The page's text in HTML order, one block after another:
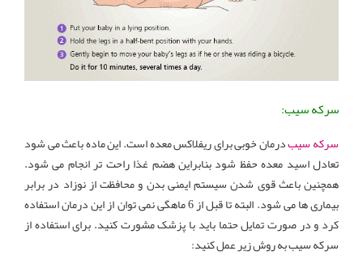
سرکه سیب:
سرکه سیبدرمان خوبی برای ریفلاکس معده است. این ماده باعث می شود
تعادل اسید معده حفظ شود بنابراین هضم غذا راحت تر انجام می شود.
همچنین باعث قوی شدن سیستم ایمنی بدن و محافظت از نوزاد در برابر
بیماری ها می شود. البته تا قبل از 6 ماهگی نمی توان از این درمان استفاده
کرد و در صورت تمایل حتما باید با پزشک مشورت کنید. برای استفاده از
سرکه سیب به روش زیر عمل کنید: